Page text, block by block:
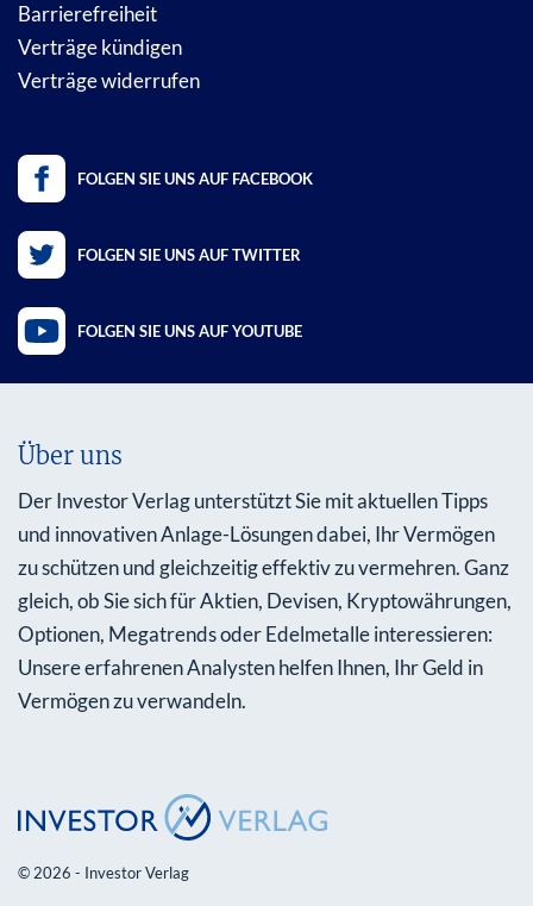
Barrierefreiheit
Verträge kündigen
Verträge widerrufen
FOLGEN SIE UNS AUF FACEBOOK
FOLGEN SIE UNS AUF TWITTER
FOLGEN SIE UNS AUF YOUTUBE
Über uns
Der Investor Verlag unterstützt Sie mit aktuellen Tipps
und innovativen Anlage-Lösungen dabei, Ihr Vermögen
zu schützen und gleichzeitig effektiv zu vermehren. Ganz
gleich, ob Sie sich für Aktien, Devisen, Kryptowährungen,
Optionen, Megatrends oder Edelmetalle interessieren:
Unsere erfahrenen Analysten helfen Ihnen, Ihr Geld in
Vermögen zu verwandeln.
© 2026 - Investor Verlag